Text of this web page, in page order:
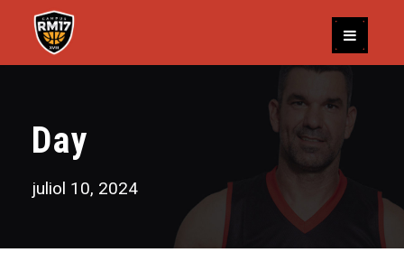
Day
juliol 10, 2024